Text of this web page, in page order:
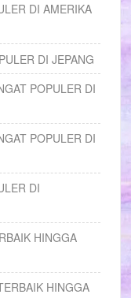
DI AMERIKA
DI JEPANG
POPULER DI
POPULER DI
DI
HINGGA
HINGGA